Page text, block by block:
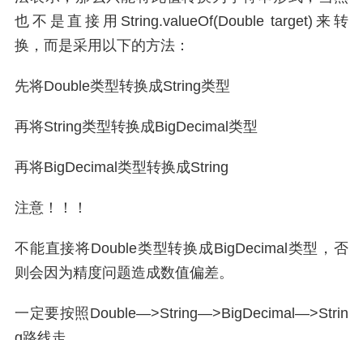
也不是直接用String.valueOf(Double target)来转
换，而是采用以下的方法：
先将Double类型转换成String类型
再将String类型转换成BigDecimal类型
再将BigDecimal类型转换成String
注意！！！
不能直接将Double类型转换成BigDecimal类型，否
则会因为精度问题造成数值偏差。
一定要按照Double—>String—>BigDecimal—>Strin